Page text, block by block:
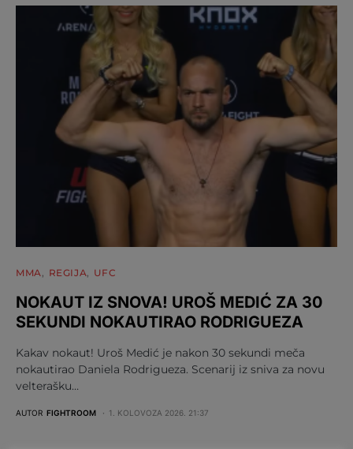
MMA REGIJA UFC
NOKAUT IZ SNOVA! UROŠ MEDIĆ ZA 30
SEKUNDI NOKAUTIRAO RODRIGUEZA
Kakav nokaut! Uroš Medić je nakon 30 sekundi meča
nokautirao Daniela Rodrigueza. Scenarij iz sniva za novu
velterašku…
AUTOR FIGHTROOM 1. KOLOVOZA 2026. 21:37